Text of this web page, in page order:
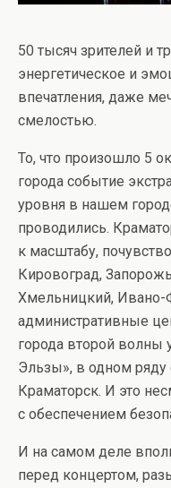
50 тысяч зрителей и
энергетическое и
впечатления, даже
смелостью.
То, что произошло 5
города событие
уровня в нашем
проводились.
к масштабу,
Кировоград,
Хмельницкий,
административные
города второй волны
Эльзы», в одном ряду
Краматорск. И это
с обеспечением
И на самом деле
перед концертом,